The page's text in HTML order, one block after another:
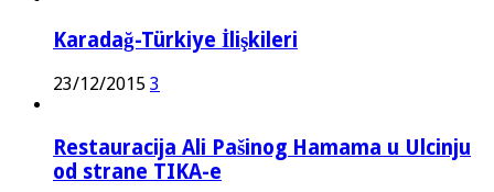
Karadağ-Türkiye İlişkileri
23/12/2015 3
Restauracija Ali Pašinog Hamama u Ulcinju
od strane TIKA-e